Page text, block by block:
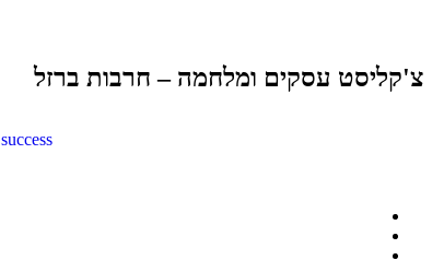
צ'קליסט עסקים ומלחמה – חרבות ברזל
success ייעוץ עסקי